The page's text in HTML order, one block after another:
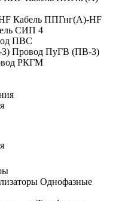
Кабель ППГнг(А)-HF
СИП 4
ПВС
Провод ПуГВ (ПВ-3)
РКГМ
Однофазные